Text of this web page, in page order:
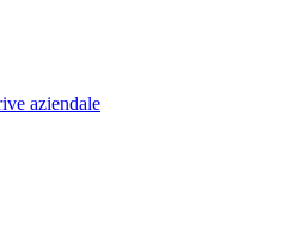
aziendale